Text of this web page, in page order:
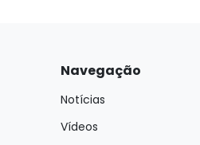
Navegação
Notícias
Vídeos